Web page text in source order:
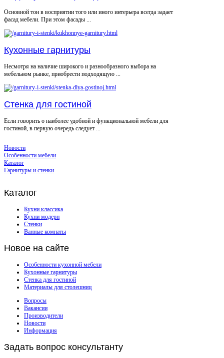
Основной тон в восприятии того или иного интерьера всегда задает
фасад мебели. При этом фасады ...
Кухонные гарнитуры
Несмотря на наличие широкого и разнообразного выбора на
мебельном рынке, приобрести подходящую ...
Стенка для гостиной
Если говорить о наиболее удобной и функциональной мебели для
гостиной, в первую очередь следует ...
Новости
Особенности мебели
Каталог
Гарнитуры и стенки
Каталог
Кухни классика
Кухни модерн
Стенки
Ванные комнаты
Новое на сайте
Особенности кухонной мебели
Кухонные гарнитуры
Стенка для гостиной
Материалы для столешниц
Вопросы
Вакансии
Производители
Новости
Информация
Задать вопрос консультанту